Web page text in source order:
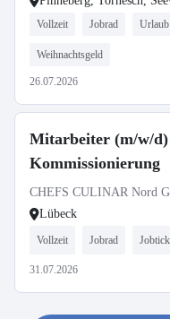
Vollzeit Jobrad
Weihnachtsgeld
26.07.2026
Mitarbeiter (m/w/
Kommissionierung
CHEFS CULINAR Nord
Lübeck
Vollzeit Jobrad
31.07.2026